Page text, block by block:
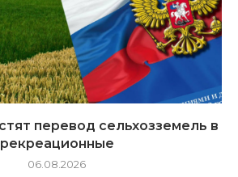
перевод сельхозземель в
рекреационные
06.08.2026